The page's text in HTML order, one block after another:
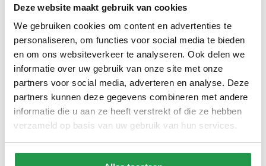
Deze website maakt gebruik van cookies
We gebruiken cookies om content en advertenties te
personaliseren, om functies voor social media te bieden
en om ons websiteverkeer te analyseren. Ook delen we
informatie over uw gebruik van onze site met onze
partners voor social media, adverteren en analyse. Deze
partners kunnen deze gegevens combineren met andere
informatie die u aan ze heeft verstrekt of die ze hebben
verzameld op basis van uw gebruik van hun services.
Opberg Boxspring - Antislip - Stel zelf ...
Ca. 6 tot 8 weken
899,-